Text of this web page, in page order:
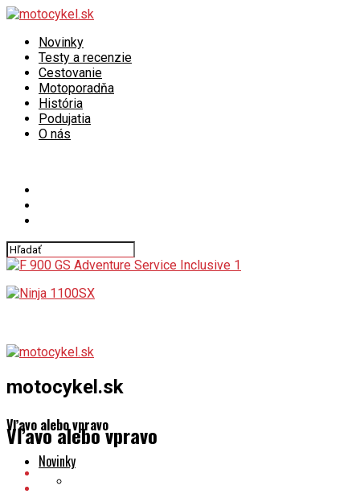
Novinky
Testy a recenzie
Cestovanie
Motoporadňa
História
Podujatia
O nás
motocykel.sk
Vľavo alebo vpravo
Novinky
Vľavo alebo vpravo